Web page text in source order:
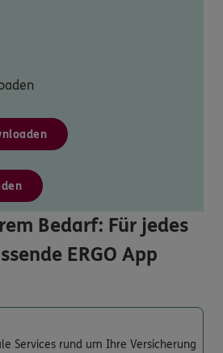
Bedarf: Für jedes
ERGO App
Services rund um Ihre Versicherung